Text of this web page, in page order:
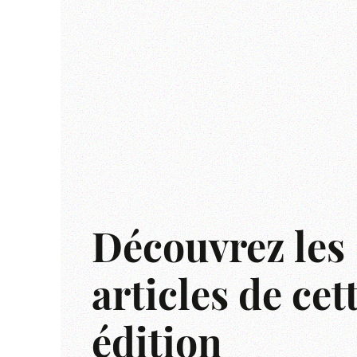
Découvrez les
articles de
édition